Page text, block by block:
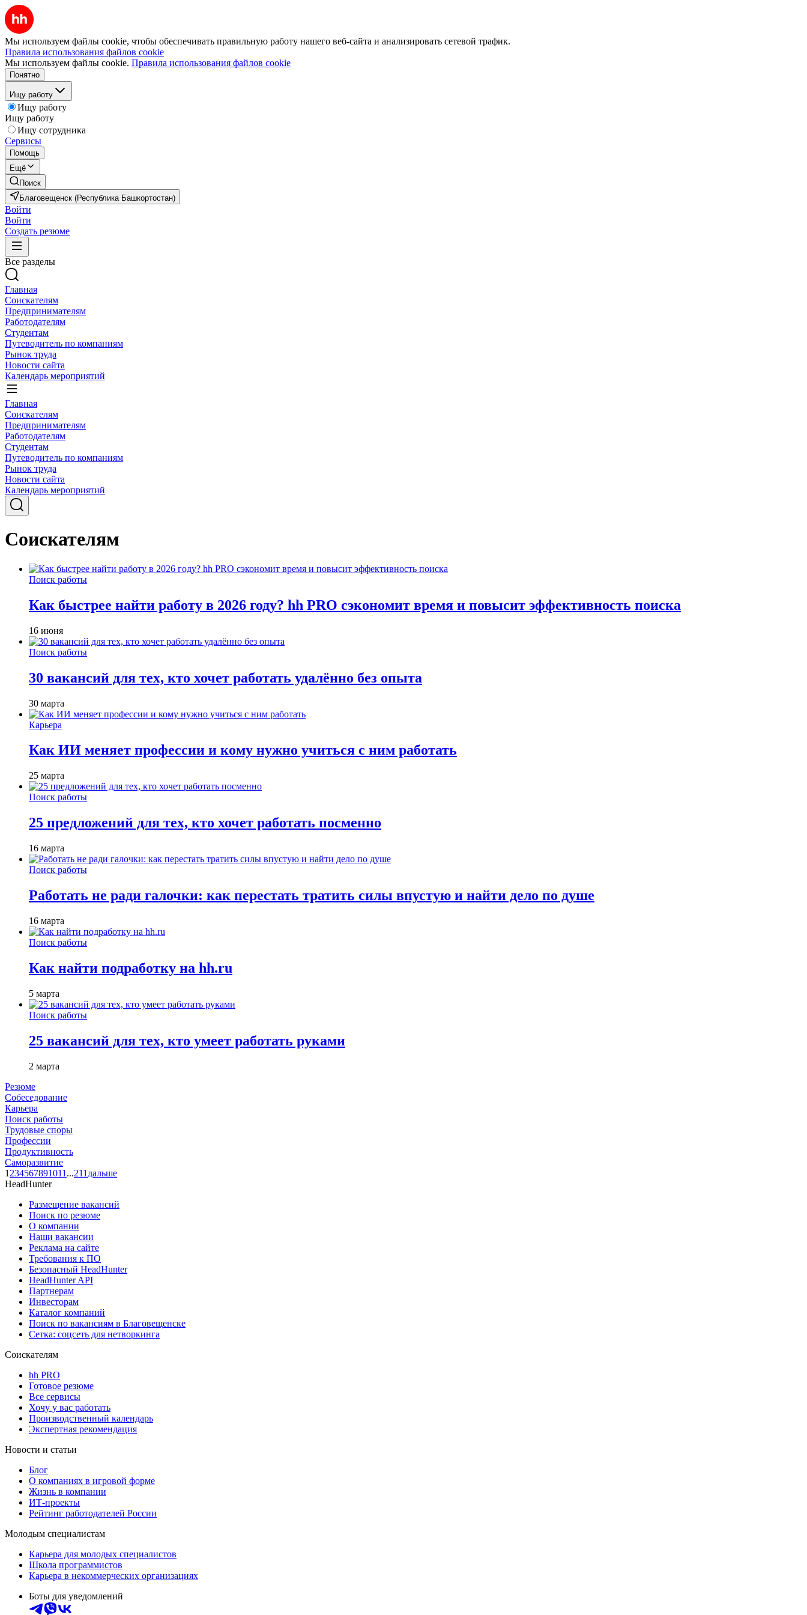
Мы используем файлы cookie, чтобы обеспечивать правильную работу нашего веб-сайта и анализировать сетевой трафик.
Правила использования файлов cookie
Мы используем файлы cookie. Правила использования файлов cookie
Понятно
Ищу работу
Ищу работу
Ищу работу
Ищу сотрудника
Сервисы
Помощь
Ещё
Поиск
Благовещенск (Республика Башкортостан)
Войти
Войти
Создать резюме
Все разделы
Главная
Соискателям
Предпринимателям
Работодателям
Студентам
Путеводитель по компаниям
Рынок труда
Новости сайта
Календарь мероприятий
Главная
Соискателям
Предпринимателям
Работодателям
Студентам
Путеводитель по компаниям
Рынок труда
Новости сайта
Календарь мероприятий
Соискателям
Поиск работы
Как быстрее найти работу в 2026 году? hh PRO сэкономит время и повысит эффективность поиска
16 июня
Поиск работы
30 вакансий для тех, кто хочет работать удалённо без опыта
30 марта
Карьера
Как ИИ меняет профессии и кому нужно учиться с ним работать
25 марта
Поиск работы
25 предложений для тех, кто хочет работать посменно
16 марта
Поиск работы
Работать не ради галочки: как перестать тратить силы впустую и найти дело по душе
16 марта
Поиск работы
Как найти подработку на hh.ru
5 марта
Поиск работы
25 вакансий для тех, кто умеет работать руками
2 марта
Резюме
Собеседование
Карьера
Поиск работы
Трудовые споры
Профессии
Продуктивность
Саморазвитие
1 234567891011 ...211 дальше
HeadHunter
Размещение вакансий
Поиск по резюме
О компании
Наши вакансии
Реклама на сайте
Требования к ПО
Безопасный HeadHunter
HeadHunter API
Партнерам
Инвесторам
Каталог компаний
Поиск по вакансиям в Благовещенске
Сетка: соцсеть для нетворкинга
Соискателям
hh PRO
Готовое резюме
Все сервисы
Хочу у вас работать
Производственный календарь
Экспертная рекомендация
Новости и статьи
Блог
О компаниях в игровой форме
Жизнь в компании
ИТ-проекты
Рейтинг работодателей России
Молодым специалистам
Карьера для молодых специалистов
Школа программистов
Карьера в некоммерческих организациях
Боты для уведомлений